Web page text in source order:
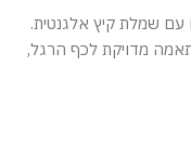
עם שמלת קיץ אלגנטית.
מדויקת לכף הרגל,